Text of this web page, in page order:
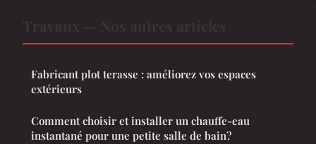
Fabricant plot terasse : améliorez vos espaces
extérieurs
Comment choisir et installer un chauffe-eau
instantané pour une petite salle de bain?